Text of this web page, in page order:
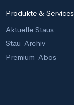
Produkte & Services
Aktuelle Staus
Stau-Archiv
Premium-Abos